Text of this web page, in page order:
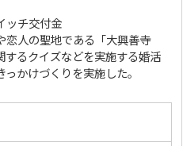
ッチ交付金
人の聖地である「大興善寺
するクイズなどを実施する婚活
かけづくりを実施した。